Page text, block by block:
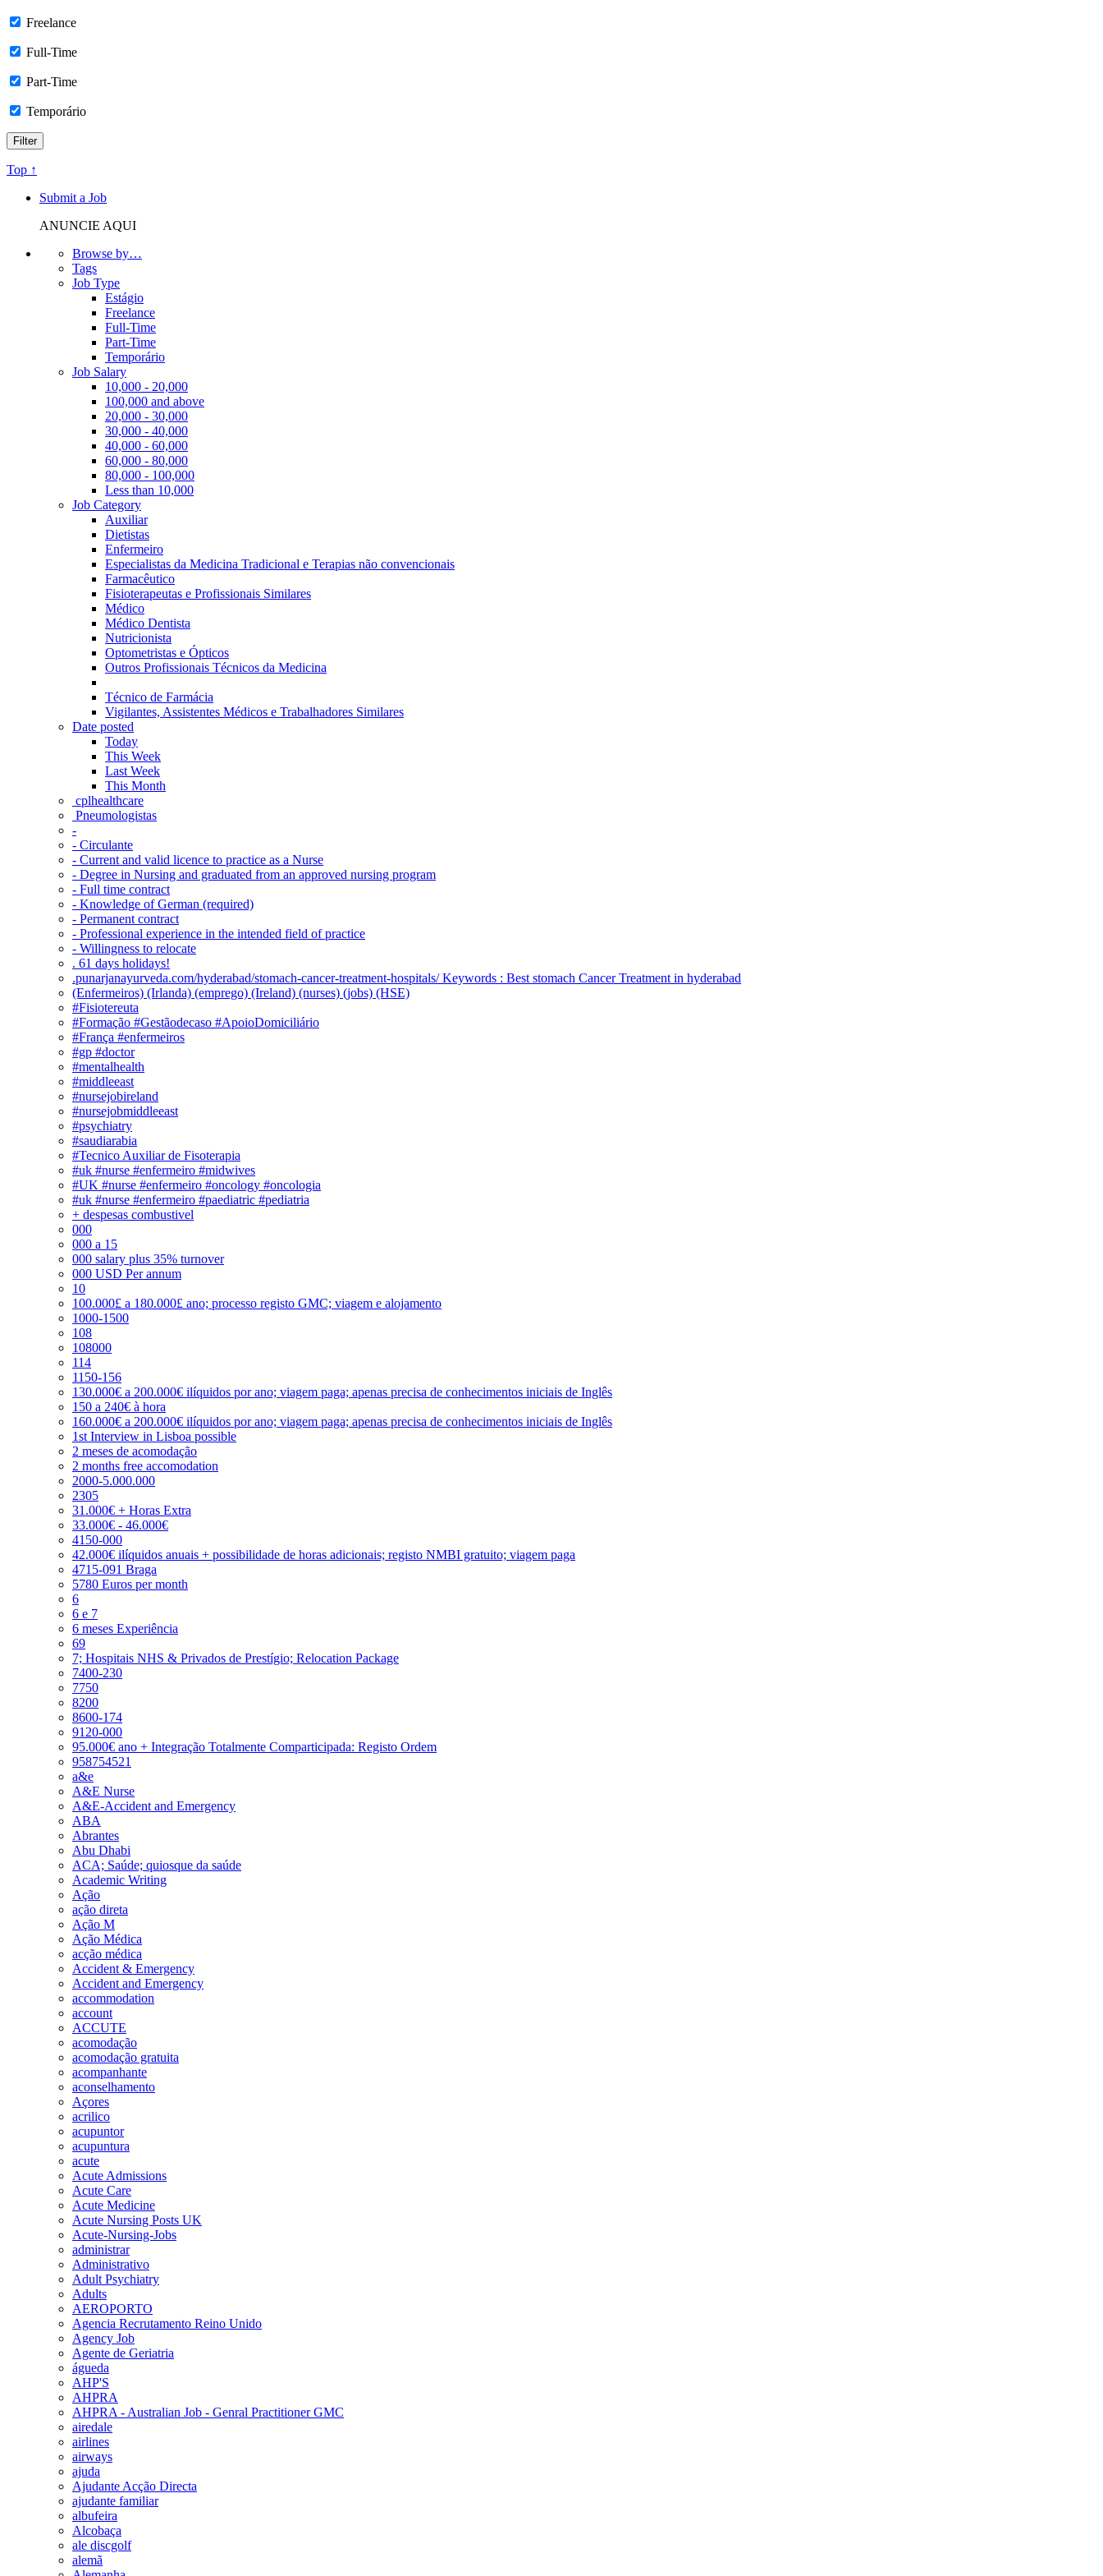
Freelance
Full-Time
Part-Time
Temporário
Top ↑
Submit a Job
ANUNCIE AQUI
Browse by…
Tags
Job Type
Estágio
Freelance
Full-Time
Part-Time
Temporário
Job Salary
10,000 - 20,000
100,000 and above
20,000 - 30,000
30,000 - 40,000
40,000 - 60,000
60,000 - 80,000
80,000 - 100,000
Less than 10,000
Job Category
Auxiliar
Dietistas
Enfermeiro
Especialistas da Medicina Tradicional e Terapias não convencionais
Farmacêutico
Fisioterapeutas e Profissionais Similares
Médico
Médico Dentista
Nutricionista
Optometristas e Ópticos
Outros Profissionais Técnicos da Medicina
Técnico de Farmácia
Vigilantes, Assistentes Médicos e Trabalhadores Similares
Date posted
Today
This Week
Last Week
This Month
‎ cplhealthcare‬
Pneumologistas
-
- Circulante
- Current and valid licence to practice as a Nurse
- Degree in Nursing and graduated from an approved nursing program
- Full time contract
- Knowledge of German (required)
- Permanent contract
- Professional experience in the intended field of practice
- Willingness to relocate
. 61 days holidays!
.punarjanayurveda.com/hyderabad/stomach-cancer-treatment-hospitals/ Keywords : Best stomach Cancer Treatment in hyderabad
(Enfermeiros) (Irlanda) (emprego) (Ireland) (nurses) (jobs) (HSE)
#Fisiotereuta
#Formação #Gestãodecaso #ApoioDomiciliário
#França #enfermeiros
#gp #doctor
#mentalhealth
#middleeast
#nursejobireland
#nursejobmiddleeast
#psychiatry
#saudiarabia
#Tecnico Auxiliar de Fisoterapia
#uk #nurse #enfermeiro #midwives
#UK #nurse #enfermeiro #oncology #oncologia
#uk #nurse #enfermeiro #paediatric #pediatria
+ despesas combustivel
000
000 a 15
000 salary plus 35% turnover
000 USD Per annum
10
100.000£ a 180.000£ ano; processo registo GMC; viagem e alojamento
1000-1500
108
108000
114
1150-156
130.000€ a 200.000€ ilíquidos por ano; viagem paga; apenas precisa de conhecimentos iniciais de Inglês
150 a 240€ à hora
160.000€ a 200.000€ ilíquidos por ano; viagem paga; apenas precisa de conhecimentos iniciais de Inglês
1st Interview in Lisboa possible
2 meses de acomodação
2 months free accomodation
2000-5.000.000
2305
31.000€ + Horas Extra
33.000€ - 46.000€
4150-000
42.000€ ilíquidos anuais + possibilidade de horas adicionais; registo NMBI gratuito; viagem paga
4715-091 Braga
5780 Euros per month
6
6 e 7
6 meses Experiência
69
7; Hospitais NHS & Privados de Prestígio; Relocation Package
7400-230
7750
8200
8600-174
9120-000
95.000€ ano + Integração Totalmente Comparticipada: Registo Ordem
958754521
a&e
A&E Nurse
A&E-Accident and Emergency
ABA
Abrantes
Abu Dhabi
ACA; Saúde; quiosque da saúde
Academic Writing
Ação
ação direta
Ação M
Ação Médica
acção médica
Accident & Emergency
Accident and Emergency
accommodation
account
ACCUTE
acomodação
acomodação gratuita
acompanhante
aconselhamento
Açores
acrilico
acupuntor
acupuntura
acute
Acute Admissions
Acute Care
Acute Medicine
Acute Nursing Posts UK
Acute-Nursing-Jobs
administrar
Administrativo
Adult Psychiatry
Adults
AEROPORTO
Agencia Recrutamento Reino Unido
Agency Job
Agente de Geriatria
águeda
AHP'S
AHPRA
AHPRA - Australian Job - Genral Practitioner GMC
airedale
airlines
airways
ajuda
Ajudante Acção Directa
ajudante familiar
albufeira
Alcobaça
ale discgolf
alemã